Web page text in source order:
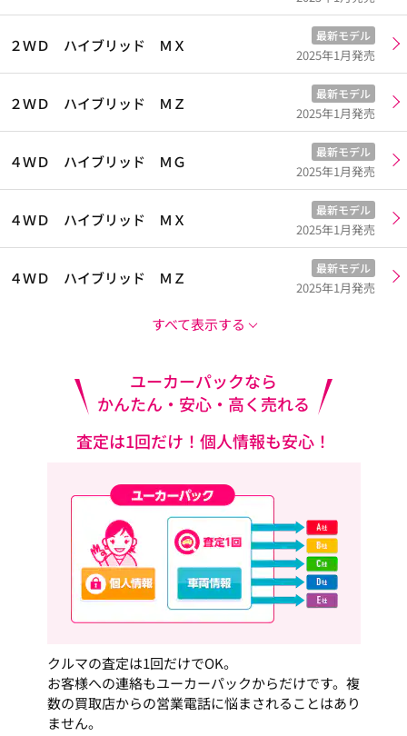
２ＷＤ ハイブリッド ＭＸ
最新モデル
2025年1月発売
２ＷＤ ハイブリッド ＭＺ
最新モデル
2025年1月発売
４ＷＤ ハイブリッド ＭＧ
最新モデル
2025年1月発売
４ＷＤ ハイブリッド ＭＸ
最新モデル
2025年1月発売
４ＷＤ ハイブリッド ＭＺ
最新モデル
2025年1月発売
すべて表示する
ユーカーパックなら
かんたん・安心・高く売れる
査定は1回だけ！個人情報も安心！
クルマの査定は1回だけでOK。
お客様への連絡もユーカーパックからだけです。複
数の買取店からの営業電話に悩まされることはあり
ません。